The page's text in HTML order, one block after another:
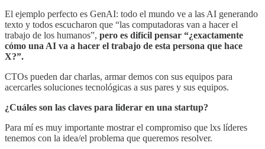
El ejemplo perfecto es GenAI: todo el mundo ve a las AI generando
texto y todos escucharon que “las computadoras van a hacer el
trabajo de los humanos”, pero es difícil pensar “¿exactamente
cómo una AI va a hacer el trabajo de esta persona que hace
X?”.
CTOs pueden dar charlas, armar demos con sus equipos para
acercarles soluciones tecnológicas a sus pares y sus equipos.
¿Cuáles son las claves para liderar en una startup?
Para mí es muy importante mostrar el compromiso que lxs líderes
tenemos con la idea/el problema que queremos resolver.